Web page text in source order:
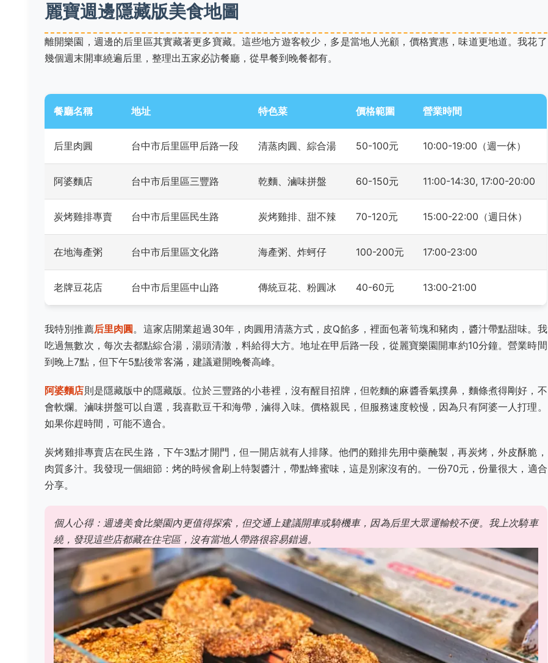
麗寶週邊隱藏版美食地圖
離開樂園，週邊的后里區其實藏著更多寶藏。這些地方遊客較少，多是當地人光顧，價格實惠，味道更地道。我花了
幾個週末開車繞遍后里，整理出五家必訪餐廳，從早餐到晚餐都有。
餐廳名稱 地址 特色菜 價格範圍 營業時間
后里肉圓 台中市后里區甲后路一段 清蒸肉圓、綜合湯 50-100元 10:00-19:00（週一休）
阿婆麵店 台中市后里區三豐路 乾麵、滷味拼盤 60-150元 11:00-14:30, 17:00-20:00
炭烤雞排專賣 台中市后里區民生路 炭烤雞排、甜不辣 70-120元 15:00-22:00（週日休）
在地海產粥 台中市后里區文化路 海產粥、炸蚵仔 100-200元 17:00-23:00
老牌豆花店 台中市后里區中山路 傳統豆花、粉圓冰 40-60元 13:00-21:00
我特別推薦后里肉圓。這家店開業超過30年，肉圓用清蒸方式，皮Q餡多，裡面包著筍塊和豬肉，醬汁帶點甜味。我
吃過無數次，每次去都點綜合湯，湯頭清澈，料給得大方。地址在甲后路一段，從麗寶樂園開車約10分鐘。營業時間
到晚上7點，但下午5點後常客滿，建議避開晚餐高峰。
阿婆麵店則是隱藏版中的隱藏版。位於三豐路的小巷裡，沒有醒目招牌，但乾麵的麻醬香氣撲鼻，麵條煮得剛好，不
會軟爛。滷味拼盤可以自選，我喜歡豆干和海帶，滷得入味。價格親民，但服務速度較慢，因為只有阿婆一人打理。
如果你趕時間，可能不適合。
炭烤雞排專賣店在民生路，下午3點才開門，但一開店就有人排隊。他們的雞排先用中藥醃製，再炭烤，外皮酥脆，
肉質多汁。我發現一個細節：烤的時候會刷上特製醬汁，帶點蜂蜜味，這是別家沒有的。一份70元，份量很大，適合
分享。
個人心得：週邊美食比樂園內更值得探索，但交通上建議開車或騎機車，因為后里大眾運輸較不便。我上次騎車
繞，發現這些店都藏在住宅區，沒有當地人帶路很容易錯過。